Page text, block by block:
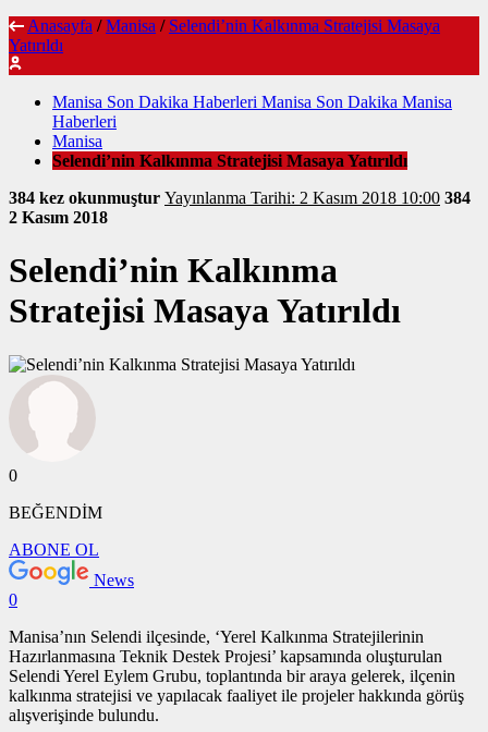
Anasayfa / Manisa / Selendi’nin Kalkınma Stratejisi Masaya
Yatırıldı
Manisa Son Dakika Haberleri Manisa Son Dakika Manisa
Haberleri
Manisa
Selendi’nin Kalkınma Stratejisi Masaya Yatırıldı
384 kez okunmuştur Yayınlanma Tarihi: 2 Kasım 2018 10:00 384
2 Kasım 2018
Selendi’nin Kalkınma
Stratejisi Masaya Yatırıldı
0
BEĞENDİM
ABONE OL
News
0
Manisa’nın Selendi ilçesinde, ‘Yerel Kalkınma Stratejilerinin
Hazırlanmasına Teknik Destek Projesi’ kapsamında oluşturulan
Selendi Yerel Eylem Grubu, toplantında bir araya gelerek, ilçenin
kalkınma stratejisi ve yapılacak faaliyet ile projeler hakkında görüş
alışverişinde bulundu.